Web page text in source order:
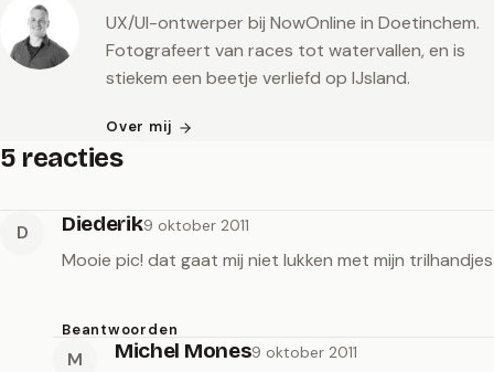
UX/UI-ontwerper bij NowOnline in Doetinchem.
Fotografeert van races tot watervallen, en is
stiekem een beetje verliefd op IJsland.
Over mij
5 reacties
D Diederik9 oktober 2011
Mooie pic! dat gaat mij niet lukken met mijn trilhandjes
Beantwoorden
M Michel Mones9 oktober 2011